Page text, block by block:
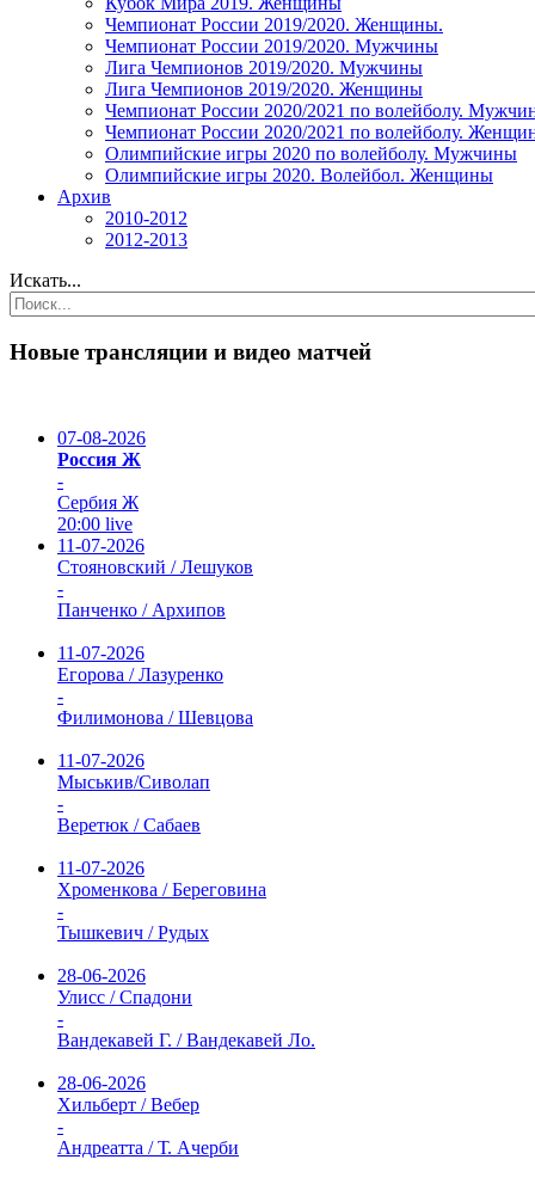
Чемпионат России 2019/2020. Женщины.
Чемпионат России 2019/2020. Мужчины
Лига Чемпионов 2019/2020. Мужчины
Лига Чемпионов 2019/2020. Женщины
Чемпионат России 2020/2021 по волейболу.
Чемпионат России 2020/2021 по волейболу.
Олимпийские игры 2020 по волейболу. Мужчины
Олимпийские игры 2020. Волейбол. Женщины
Архив
2010-2012
2012-2013
Искать...
Новые трансляции и видео матчей
07-08-2026
Россия Ж
-
Сербия Ж
20:00 live
11-07-2026
Стояновский / Лешуков
-
Панченко / Архипов
11-07-2026
Егорова / Лазуренко
-
Филимонова / Шевцова
11-07-2026
Мыськив/Сиволап
-
Веретюк / Сабаев
11-07-2026
Хроменкова / Береговина
-
Тышкевич / Рудых
28-06-2026
Улисс / Спадони
-
Вандекавей Г. / Вандекавей Ло.
28-06-2026
Хильберт / Вебер
-
Андреатта / Т. Ачерби